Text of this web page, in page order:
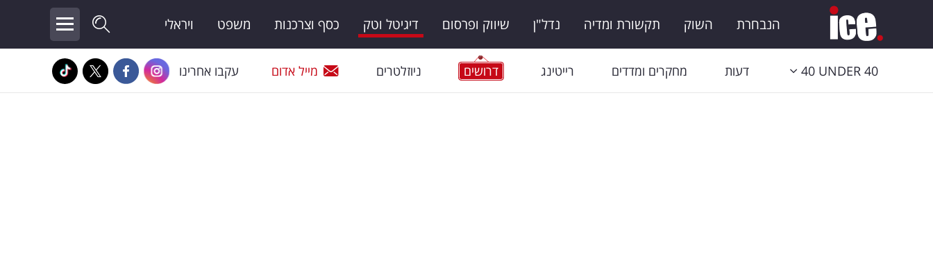
הנבחרת השוק תקשורת ומדיה נדל"ן שיווק ופרסום דיגיטל וטק כסף וצרכנות משפט ויראלי
40 UNDER 40 דעות מחקרים ומדדים רייטינג דרושים ניוזלטרים מייל אדום עקבו אחרינו